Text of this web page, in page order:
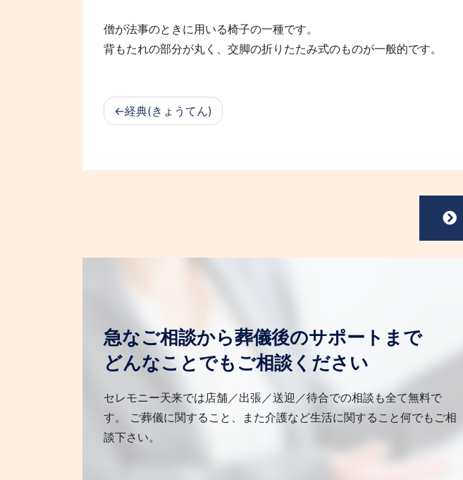
僧が法事のときに用いる椅子の一種です。
背もたれの部分が丸く、交脚の折りたたみ式のものが一般的です。
経典(きょうてん)
急なご相談から葬儀後のサポートまで
どんなことでもご相談ください
セレモニー天来では店舗／出張／送迎／待合での相談も全て無料で
す。 ご葬儀に関すること、また介護など生活に関すること何でもご相
談下さい。